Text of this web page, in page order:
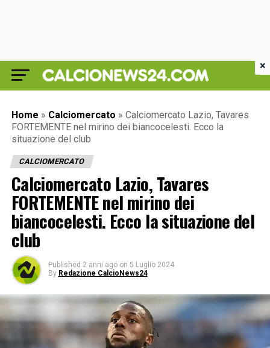
Home » Calciomercato » Calciomercato Lazio, Tavares
FORTEMENTE nel mirino dei biancocelesti. Ecco la
situazione del club
CALCIOMERCATO
Calciomercato Lazio, Tavares
FORTEMENTE nel mirino dei
biancocelesti. Ecco la situazione del
club
Published 2 anni ago on 5 Luglio 2024
By Redazione CalcioNews24
×